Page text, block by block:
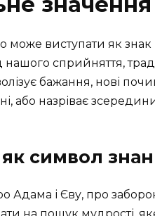
може виступати як знак
нашого сприйняття,
бажання, нові
або назріває
символ
Адама і Єву, про
на пошук мудрості,